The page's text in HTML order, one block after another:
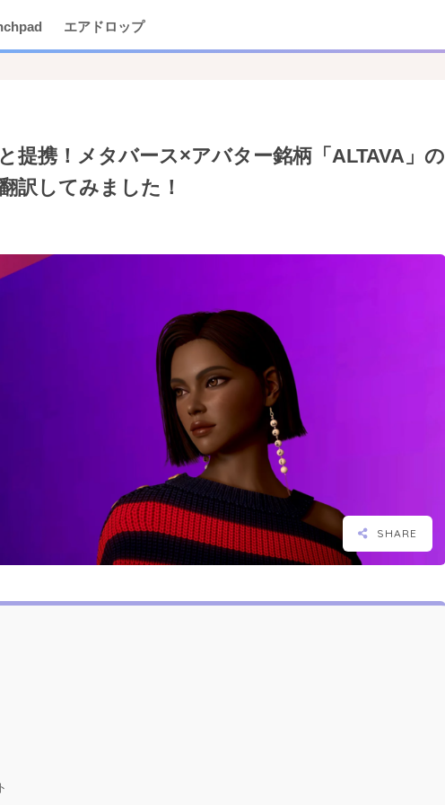
エアドロップ
提携！メタバース×アバター銘柄「ALTAVA」の
訳してみました！